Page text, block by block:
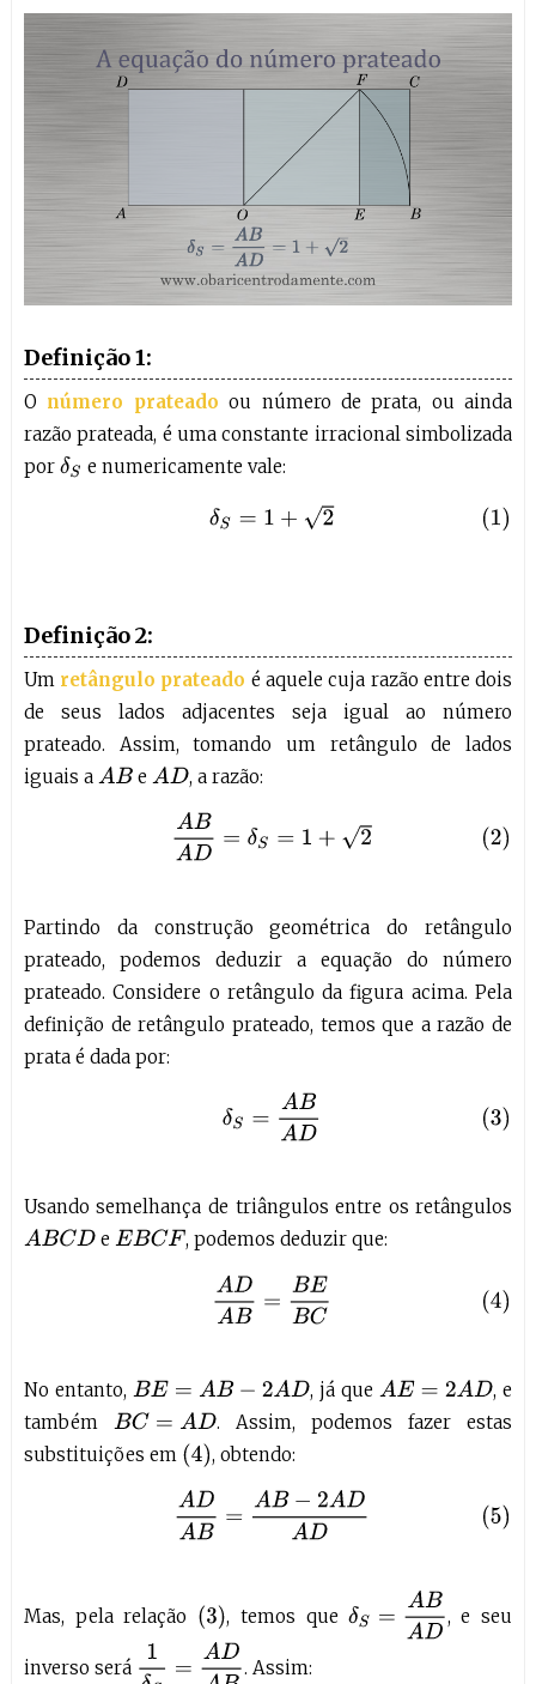
Definição 1:
O número prateado ou número de prata, ou ainda
razão prateada, é uma constante irracional simbolizada
por δS e numericamente vale:
(1)δ S= 1+ 2
Definição 2:
Um retângulo prateado é aquele cuja razão entre dois
de seus lados adjacentes seja igual ao número
prateado. Assim, tomando um retângulo de lados
iguais a AB eAD , a razão:
(2) AD =
Partindo da construção geométrica do retângulo
prateado, podemos deduzir a equação do número
prateado. Considere o retângulo da figura acima. Pela
definição de retângulo prateado, temos que a razão de
prata é dada por:
(3) BAD
Usando semelhança de triângulos entre os retângulos
ABCD e EBCF , podemos deduzir que:
(4)ADA BEBC
No entanto, BE=AB −2AD , já que AE= 2A D
, e
tambémBC= AD
. Assim, podemos fazer estas
substituições em (4) , obtendo:
(5)AD =AB−2ADAD
Mas, pela relação (3) , temos que
δS AD
, e seu
inverso será
δS AB
. Assim: